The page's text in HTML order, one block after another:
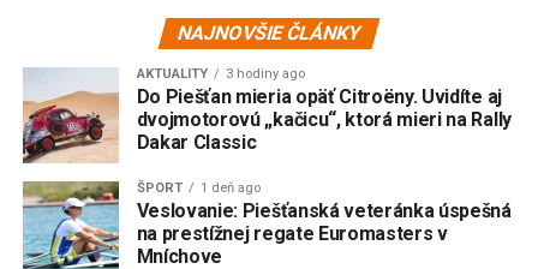
NAJNOVŠIE ČLÁNKY
AKTUALITY 3 hodiny ago
Do Piešťan mieria opäť Citroëny. Uvidíte aj
dvojmotorovú „kačicu“, ktorá mieri na Rally
Dakar Classic
ŠPORT 1 deň ago
Veslovanie: Piešťanská veteránka úspešná
na prestížnej regate Euromasters v
Mníchove